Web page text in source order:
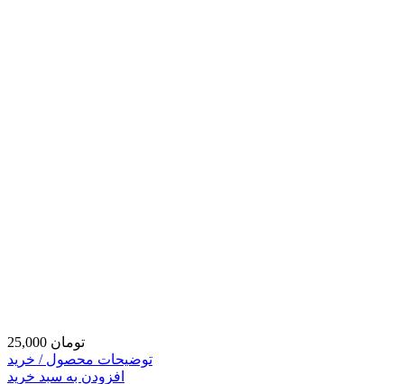
25,000 تومان
توضیحات محصول / خرید
افزودن به سبد خرید